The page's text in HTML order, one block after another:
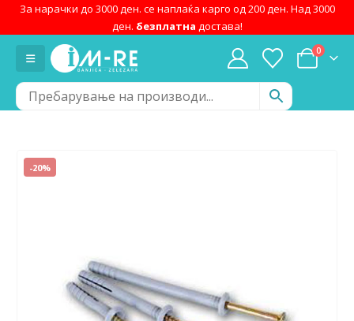
За нарачки до 3000 ден. се наплаќа карго од 200 ден. Над 3000
ден. безплатна достава!
0
-20%